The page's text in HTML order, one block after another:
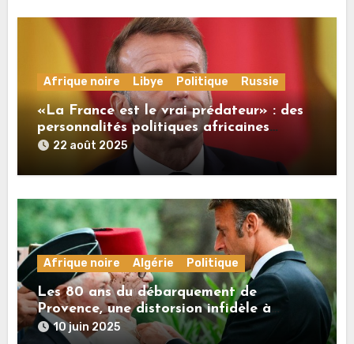
Afrique noire Libye Politique Russie
«La France est le vrai prédateur» : des
personnalités politiques africaines
commentent à RT les propos de Macron
sur la Russie
22 août 2025
Afrique noire Algérie Politique
Les 80 ans du débarquement de
Provence, une distorsion infidèle à
l’histoire
10 juin 2025